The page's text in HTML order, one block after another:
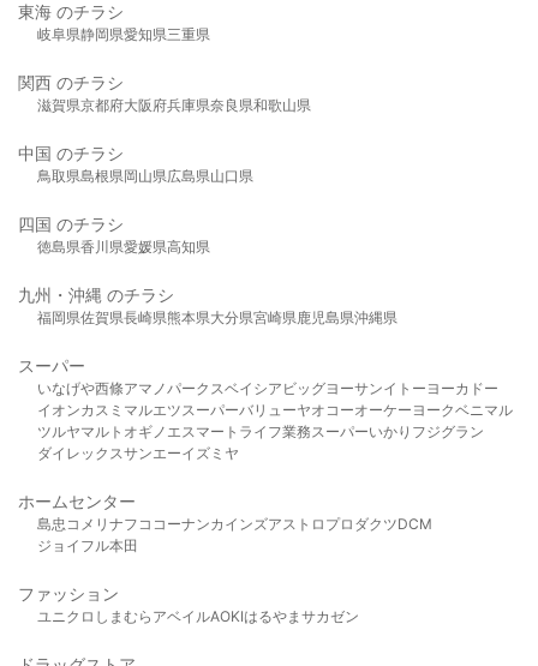
東海 のチラシ
岐阜県静岡県愛知県三重県
関西 のチラシ
滋賀県京都府大阪府兵庫県奈良県和歌山県
中国 のチラシ
鳥取県島根県岡山県広島県山口県
四国 のチラシ
徳島県香川県愛媛県高知県
九州・沖縄 のチラシ
福岡県佐賀県長崎県熊本県大分県宮崎県鹿児島県沖縄県
スーパー
いなげや西條アマノパークスベイシア ビッグヨーサンイトーヨーカドー
イオンカスミ マルエツスーパーバリューヤオコーオーケー ヨークベニマル
ツルヤマルト オギノ エスマート ライフ業務スーパーいかり フジグラン
ダイレックスサンエーイズミヤ
ホームセンター
島忠 コメリ ナフコ コーナンカインズアストロプロダクツDCM
ジョイフル本田
ファッション
ユニクロ しまむら アベイルAOKIはるやま サカゼン